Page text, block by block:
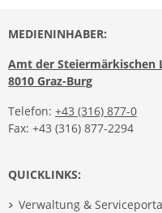
MEDIENINHABER:
Amt der Steiermärkischen
8010 Graz-Burg
Telefon: +43 (316) 877-0
Fax: +43 (316) 877-2294
QUICKLINKS:
Verwaltung &